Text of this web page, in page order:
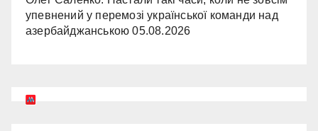
упевнений у перемозі української команди над
азербайджанською 05.08.2026